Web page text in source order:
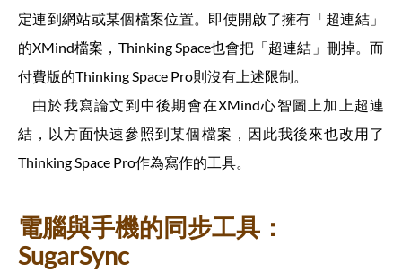
定連到網站或某個檔案位置。即使開啟了擁有「超連結」
的XMind檔案，Thinking Space也會把「超連結」刪掉。而
付費版的Thinking Space Pro則沒有上述限制。
由於我寫論文到中後期會在XMind心智圖上加上超連
結，以方面快速參照到某個檔案，因此我後來也改用了
Thinking Space Pro作為寫作的工具。
電腦與手機的同步工具：
SugarSync